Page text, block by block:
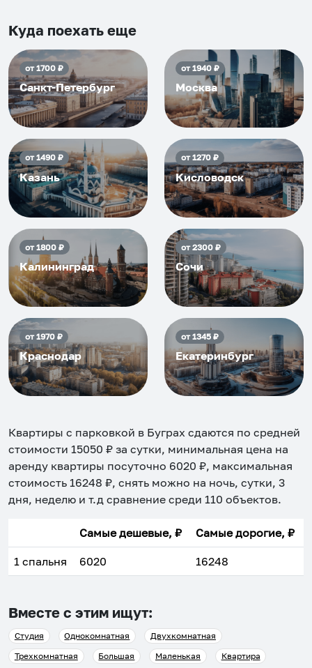
приезжать еще...
Куда поехать еще
от1700₽
Санкт-Петербург
от1940₽
Москва
от1490₽
Казань
от1270₽
Кисловодск
от1800₽
Калининград
от2300₽
Сочи
от1970₽
Краснодар
от1345₽
Екатеринбург
Квартиры с парковкой в Буграх сдаются по средней
стоимости 15050 ₽ за сутки, минимальная цена на
аренду квартиры посуточно 6020 ₽, максимальная
стоимость 16248 ₽, снять можно на ночь, сутки, 3
дня, неделю и т.д сравнение среди 110 объектов.
Самые дешевые, ₽ Самые дорогие, ₽
1 спальня 6020 16248
Вместе с этим ищут:
Студия Однокомнатная
Двухкомнатная
Трехкомнатная
Большая Маленькая
Квартира